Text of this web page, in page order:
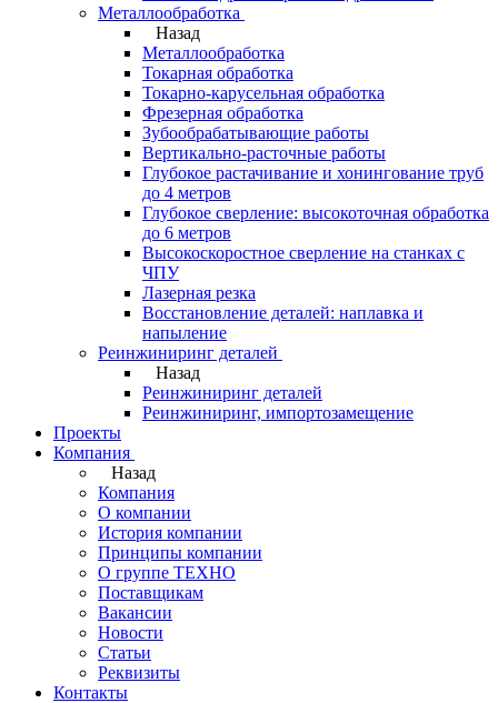
Металлообработка
Назад
Металлообработка
Токарная обработка
Токарно-карусельная обработка
Фрезерная обработка
Зубообрабатывающие работы
Вертикально-расточные работы
Глубокое растачивание и хонингование труб
до 4 метров
Глубокое сверление: высокоточная обработка
до 6 метров
Высокоскоростное сверление на станках с
ЧПУ
Лазерная резка
Восстановление деталей: наплавка и
напыление
Реинжиниринг деталей
Назад
Реинжиниринг деталей
Реинжиниринг, импортозамещение
Проекты
Компания
Назад
Компания
О компании
История компании
Принципы компании
О группе ТЕХНО
Поставщикам
Вакансии
Новости
Статьи
Реквизиты
Контакты